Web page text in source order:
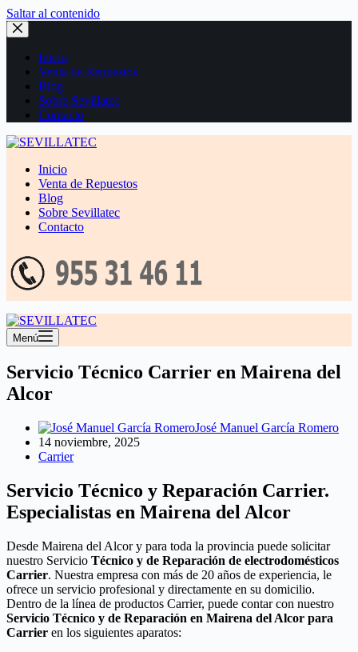
Saltar al contenido
Inicio
Venta de Repuestos
Blog
Sobre Sevillatec
Contacto
Inicio
Venta de Repuestos
Blog
Sobre Sevillatec
Contacto
Menú
Servicio Técnico Carrier en Mairena del
Alcor
José Manuel García Romero
14 noviembre, 2025
Carrier
Servicio Técnico y Reparación Carrier.
Especialistas en Mairena del Alcor
Desde Mairena del Alcor y para toda la provincia puede solicitar
nuestro Servicio Técnico y de Reparación de electrodomésticos
Carrier. Nuestra empresa con más de 20 años de experiencia, le
ofrece un servicio profesional y directamente en su domicilio.
Dentro de la línea de productos Carrier, puede contar con nuestro
Servicio Técnico y de Reparación en Mairena del Alcor para
Carrier en los siguientes aparatos: